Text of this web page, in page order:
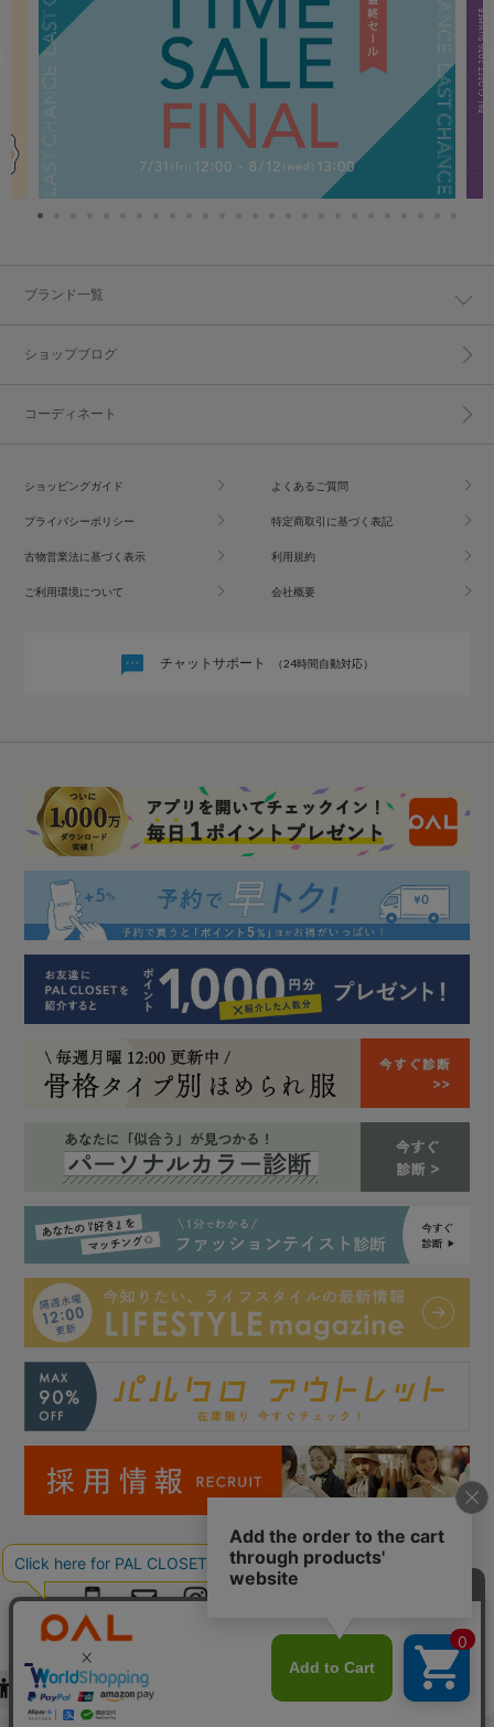
ブランド一覧
ショップブログ
コーディネート
ショッピングガイド よくあるご質問
プライバシーポリシー 特定商取引に基づく表記
古物営業法に基づく表示 利用規約
ご利用環境について 会社概要
チャットサポート （24時間自動対応）